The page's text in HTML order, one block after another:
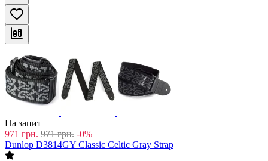
На запит
971 грн. 971 грн. -0%
Dunlop D3814GY Classic Celtic Gray Strap